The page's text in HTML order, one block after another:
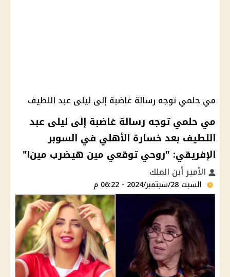
مي حلمي توجه رسالة غاضبة إلى ليلى عبد اللطيف
مي حلمي توجه رسالة غاضبة إلى ليلى عبد
اللطيف بعد خسارة الأهلي في السوبر
الإفريقي: "روحي توقعي مين هيضرب مين!"
الأمير أبن الملك
السبت 28/سبتمبر/2024 - 06:22 م